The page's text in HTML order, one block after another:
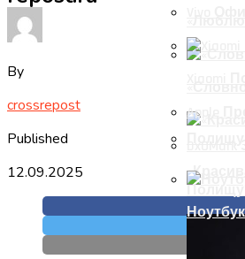
Полищук
Apple
By
crossrepost
Published
12.09.2025